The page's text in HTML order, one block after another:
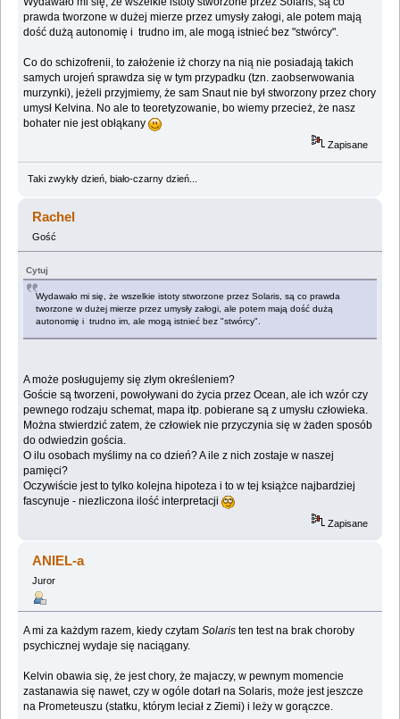
prawda tworzone w dużej mierze przez umysły załogi, ale potem mają
dość dużą autonomię i trudno im, ale mogą istnieć bez "stwórcy".
Co do schizofrenii, to założenie iż chorzy na nią nie posiadają takich
samych urojeń sprawdza się w tym przypadku (tzn. zaobserwowania
murzynki), jeżeli przyjmiemy, że sam Snaut nie był stworzony przez chory
umysł Kelvina. No ale to teoretyzowanie, bo wiemy przecież, że nasz
bohater nie jest obłąkany
Zapisane
Taki zwykły dzień, biało-czarny dzień...
Rachel
Gość
Cytuj
Wydawało mi się, że wszelkie istoty stworzone przez Solaris, są co prawda
tworzone w dużej mierze przez umysły załogi, ale potem mają dość dużą
autonomię i trudno im, ale mogą istnieć bez "stwórcy".
A może posługujemy się złym określeniem?
Goście są tworzeni, powoływani do życia przez Ocean, ale ich wzór czy
pewnego rodzaju schemat, mapa itp. pobierane są z umysłu człowieka.
Można stwierdzić zatem, że człowiek nie przyczynia się w żaden sposób
do odwiedzin gościa.
O ilu osobach myślimy na co dzień? A ile z nich zostaje w naszej
pamięci?
Oczywiście jest to tylko kolejna hipoteza i to w tej książce najbardziej
fascynuje - niezliczona ilość interpretacji
Zapisane
ANIEL-a
Juror
A mi za każdym razem, kiedy czytamSolaris ten test na brak choroby
psychicznej wydaje się naciągany.
Kelvin obawia się, że jest chory, że majaczy, w pewnym momencie
zastanawia się nawet, czy w ogóle dotarł na Solaris, może jest jeszcze
na Prometeuszu (statku, którym leciał z Ziemi) i leży w gorączce.